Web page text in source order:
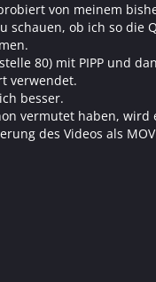
von meinem
schauen, ob ich so die
80) mit PIPP und
verwendet.
besser.
vermutet haben, wird
des Videos als